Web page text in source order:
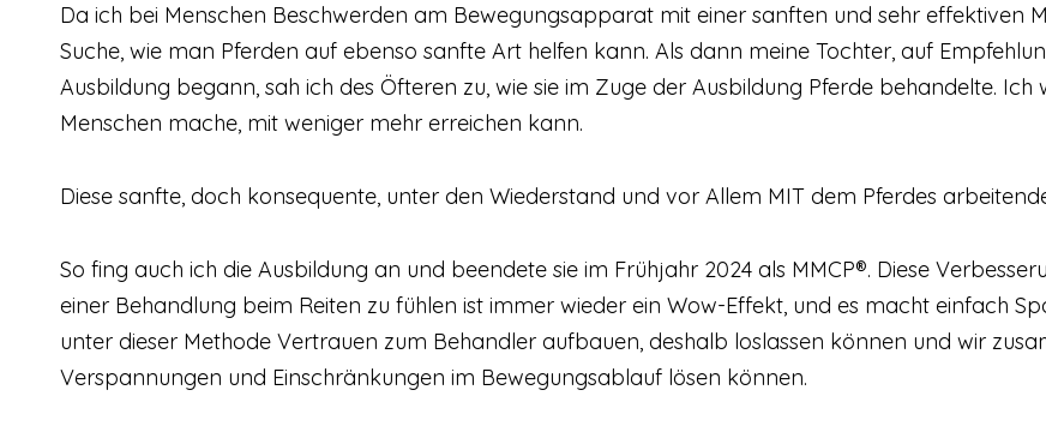
Da ich bei Menschen Beschwerden am Bewegungsapparat mit einer sanften und sehr effektiven
Suche, wie man Pferden auf ebenso sanfte Art helfen kann. Als dann meine Tochter, auf
Ausbildung begann, sah ich des Öfteren zu, wie sie im Zuge der Ausbildung Pferde behandelte. Ich
Menschen mache, mit weniger mehr erreichen kann.
Diese sanfte, doch konsequente, unter den Wiederstand und vor Allem MIT dem Pferdes
So fing auch ich die Ausbildung an und beendete sie im Frühjahr 2024 als MMCP®. Diese
einer Behandlung beim Reiten zu fühlen ist immer wieder ein Wow-Effekt, und es macht einfach
unter dieser Methode Vertrauen zum Behandler aufbauen, deshalb loslassen können und wir
Verspannungen und Einschränkungen im Bewegungsablauf lösen können.